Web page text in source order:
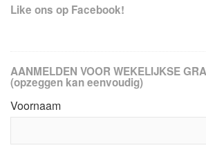
Like ons op Facebook!
AANMELDEN VOOR WEKELIJKSE
(opzeggen kan eenvoudig)
Voornaam